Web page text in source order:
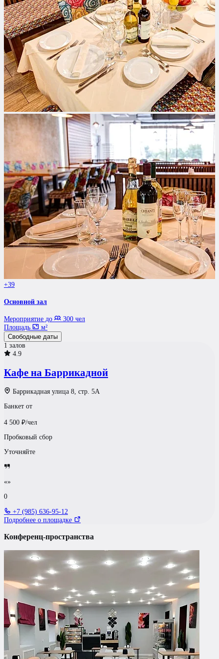
+39
Основной зал
Мероприятие до
300 чел
Площадь
м²
Свободные даты
1 залов
4.9
Кафе на Баррикадной
Баррикадная улица 8, стр. 5А
Банкет от
4 500 ₽/чел
Пробковый сбор
Уточняйте
«»
0
+7 (985) 636-95-12
Подробнее о площадке
Конференц-пространства